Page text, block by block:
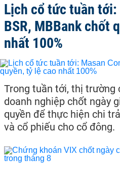
Lịch cổ tức tuần tới:
BSR, MBBank chốt
nhất 100%
Trong tuần tới, thị trường
doanh nghiệp chốt ngày
quyền để thực hiện chi
và cổ phiếu cho cổ đông.